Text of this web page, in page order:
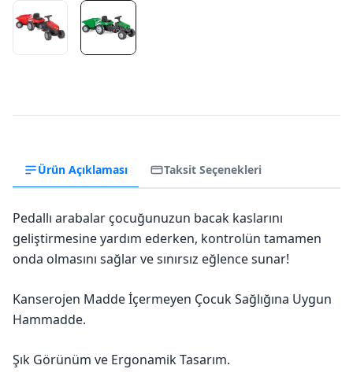
Ürün Açıklaması Taksit Seçenekleri
Pedallı arabalar çocuğunuzun bacak kaslarını
geliştirmesine yardım ederken, kontrolün tamamen
onda olmasını sağlar ve sınırsız eğlence sunar!
Kanserojen Madde İçermeyen Çocuk Sağlığına Uygun
Hammadde.
Şık Görünüm ve Ergonamik Tasarım.